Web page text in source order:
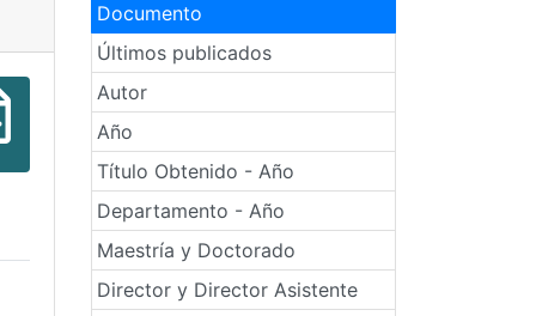
Documento
Últimos publicados
Autor
Año
Título Obtenido - Año
Departamento - Año
Maestría y Doctorado
Director y Director Asistente